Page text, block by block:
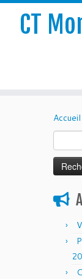
CT
Accueil